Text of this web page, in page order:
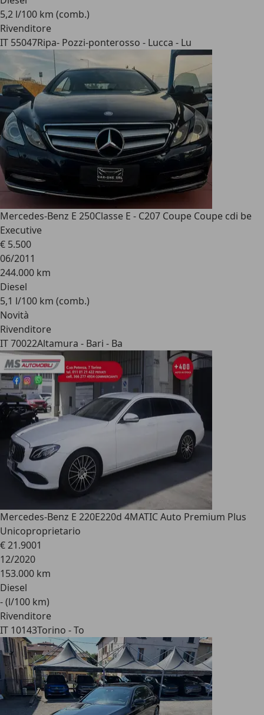
5,2 l/100 km (comb.)
Rivenditore
IT 55047Ripa- Pozzi-ponterosso - Lucca - Lu
Mercedes-Benz E 250Classe E - C207 Coupe Coupe cdi be
Executive
€ 5.500
06/2011
244.000 km
Diesel
5,1 l/100 km (comb.)
Novità
Rivenditore
IT 70022Altamura - Bari - Ba
Mercedes-Benz E 220E220d 4MATIC Auto Premium Plus
Unicoproprietario
€ 21.9001
12/2020
153.000 km
Diesel
- (l/100 km)
Rivenditore
IT 10143Torino - To